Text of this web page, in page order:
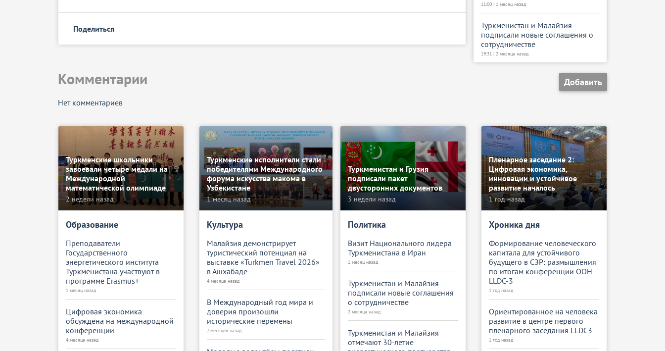
Поделиться
11:00 | 1 месяц назад
Туркменистан и Малайзия
подписали новые соглашения о
сотрудничестве
19:31 | 2 месяца назад
Комментарии Добавить
Нет комментариев
Туркменские школьники
завоевали четыре медали на
Международной
математической олимпиаде
2 недели назад
Образование
Преподаватели
Государственного
энергетического института
Туркменистана участвуют в
программе Erasmus+
1 месяц назад
Цифровая экономика
обсуждена на международной
конференции
4 месяца назад
Туркменские исполнители стали
победителями Международного
форума искусства макома в
Узбекистане
1 месяц назад
Культура
Малайзия демонстрирует
туристический потенциал на
выставке «Turkmen Travel 2026»
в Ашхабаде
4 месяца назад
В Международный год мира и
доверия произошли
исторические перемены
7 месяцев назад
Туркменистан и Грузия
подписали пакет
двусторонних документов
3 недели назад
Политика
Визит Национального лидера
Туркменистана в Иран
1 месяц назад
Туркменистан и Малайзия
подписали новые соглашения
о сотрудничестве
2 месяца назад
Туркменистан и Малайзия
отмечают 30-летие
Пленарное заседание 2:
Цифровая экономика,
инновации и устойчивое
развитие началось
1 год назад
Хроника дня
Формирование человеческого
капитала для устойчивого
будущего в СЗР: размышления
по итогам конференции ООН
LLDC-3
1 год назад
Ориентированное на человека
развитие в центре первого
пленарного заседания LLDC3
1 год назад